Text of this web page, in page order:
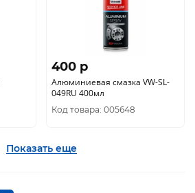
400 p
Алюминиевая смазка VW-SL-
049RU 400мл
Код товара: 005648
Показать еще